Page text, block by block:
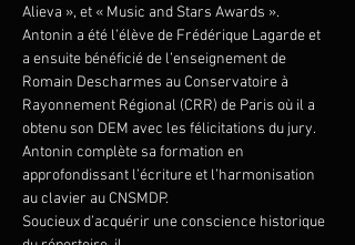
Alieva », et « Music and Stars Awards ».
Antonin a été l’élève de Frédérique Lagarde et
a ensuite bénéficié de l’enseignement de
Romain Descharmes au Conservatoire à
Rayonnement Régional (CRR) de Paris où il a
obtenu son DEM avec les félicitations du jury.
Antonin complète sa formation en
approfondissant l’écriture et l’harmonisation
au clavier au CNSMDP.
Soucieux d’acquérir une conscience historique